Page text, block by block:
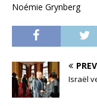
Noémie Grynberg
Israël